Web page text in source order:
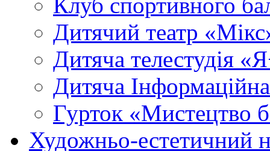
Клуб спортивного
Дитячий театр
Дитяча телестудія
Дитяча
Гурток «Мистецтво
Художньо-естетичний